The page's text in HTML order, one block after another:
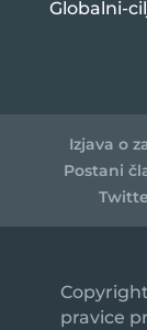
Globalni-
Izjava o
Postani
pravice